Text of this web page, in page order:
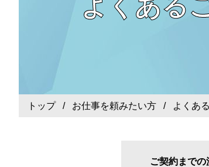
よくある
トップ/ お仕事を頼みたい方 / よくあ
ご契約までの